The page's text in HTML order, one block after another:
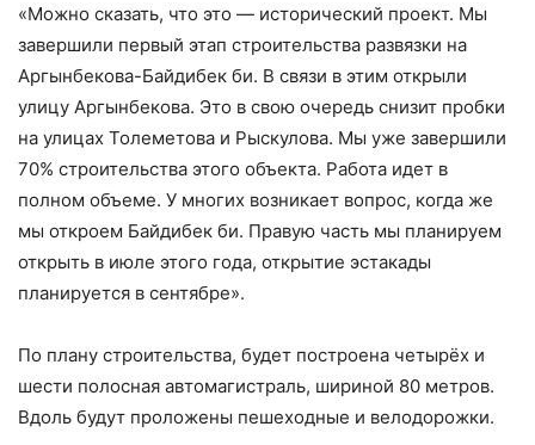
«Можно сказать, что это — исторический проект. Мы
завершили первый этап строительства развязки на
Аргынбекова-Байдибек би. В связи в этим открыли
улицу Аргынбекова. Это в свою очередь снизит пробки
на улицах Толеметова и Рыскулова. Мы уже завершили
70% строительства этого объекта. Работа идет в
полном объеме. У многих возникает вопрос, когда же
мы откроем Байдибек би. Правую часть мы планируем
открыть в июле этого года, открытие эстакады
планируется в сентябре».
По плану строительства, будет построена четырёх и
шести полосная автомагистраль, шириной 80 метров.
Вдоль будут проложены пешеходные и велодорожки.